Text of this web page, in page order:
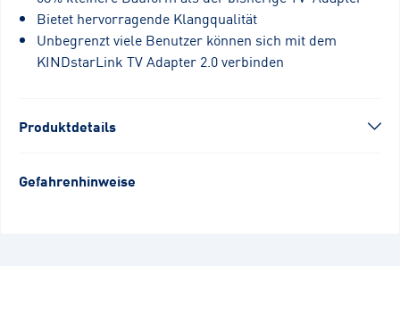
Bietet hervorragende Klangqualität
Unbegrenzt viele Benutzer können sich mit dem
KINDstarLink TV Adapter 2.0 verbinden
Produktdetails
Gefahrenhinweise